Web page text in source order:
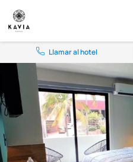
Llamar al hotel